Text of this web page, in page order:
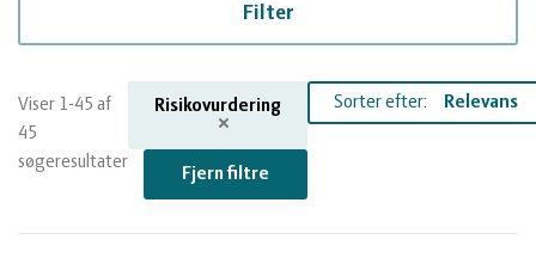
Kvæg
Natur
og
Planter
vandmiljø
Planter
Økologi
Økonomi
Filter
Viser 1-45 af
45
søgeresultater
Risikovurdering
Fjern filtre
Sorter efter: